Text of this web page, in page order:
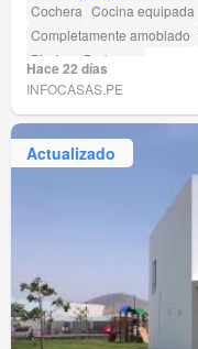
Cochera Cocina equipada
Completamente amoblado
Piscina
Barbacoa
Hace 22 días
INFOCASAS.PE
Actualizado